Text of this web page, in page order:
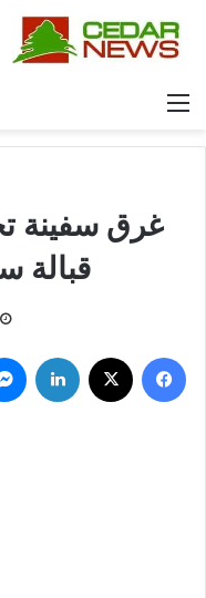
القائمة
غرق سفينة
قبالة
فيسبوك